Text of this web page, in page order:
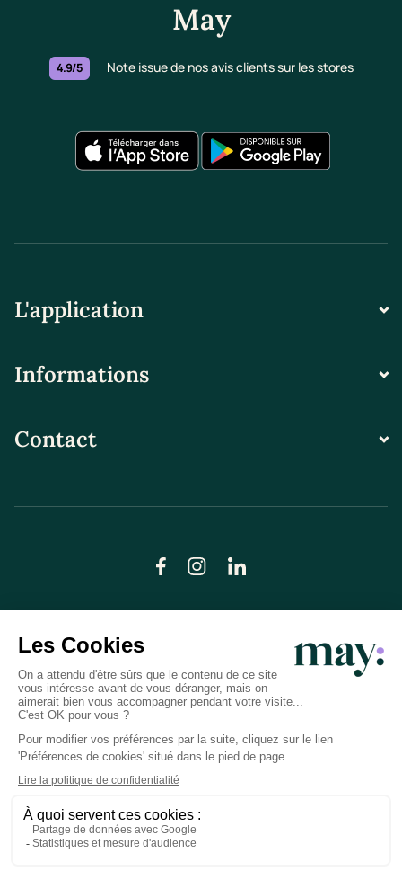
May
4.9/5 Note issue de nos avis clients sur les stores
L'application
Informations
Contact
© LN CARE 2026
Politique de confidentialité
Conditions générales d’utilisation
Plan du site
Crédits photos